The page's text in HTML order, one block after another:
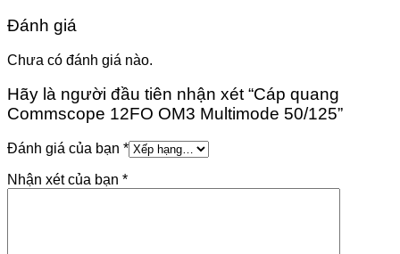
Đánh giá
Chưa có đánh giá nào.
Hãy là người đầu tiên nhận xét “Cáp quang
Commscope 12FO OM3 Multimode 50/125”
Đánh giá của bạn *
Nhận xét của bạn *